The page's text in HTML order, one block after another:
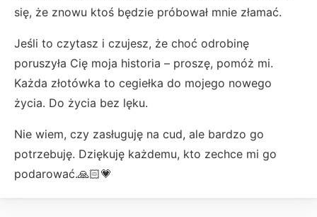
się, że znowu ktoś będzie próbował mnie złamać.
Jeśli to czytasz i czujesz, że choć odrobinę
poruszyła Cię moja historia – proszę, pomóż mi.
Każda złotówka to cegiełka do mojego nowego
życia. Do życia bez lęku.
Nie wiem, czy zasługuję na cud, ale bardzo go
potrzebuję. Dziękuję każdemu, kto zechce mi go
podarować.🙏🏻💗